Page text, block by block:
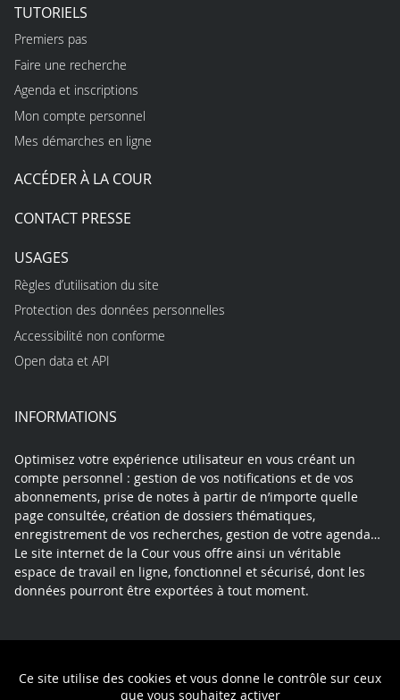
Ce site utilise des cookies et vous donne le contrôle sur ceux
que vous souhaitez activer
TUTORIELS
Premiers pas
Faire une recherche
Agenda et inscriptions
Mon compte personnel
Mes démarches en ligne
ACCÉDER À LA COUR
CONTACT PRESSE
USAGES
Règles d’utilisation du site
Protection des données personnelles
Accessibilité non conforme
Open data et API
INFORMATIONS
Optimisez votre expérience utilisateur en vous créant un
compte personnel : gestion de vos notifications et de vos
abonnements, prise de notes à partir de n’importe quelle
page consultée, création de dossiers thématiques,
enregistrement de vos recherches, gestion de votre agenda…
Le site internet de la Cour vous offre ainsi un véritable
espace de travail en ligne, fonctionnel et sécurisé, dont les
données pourront être exportées à tout moment.
Politique de confidentialité